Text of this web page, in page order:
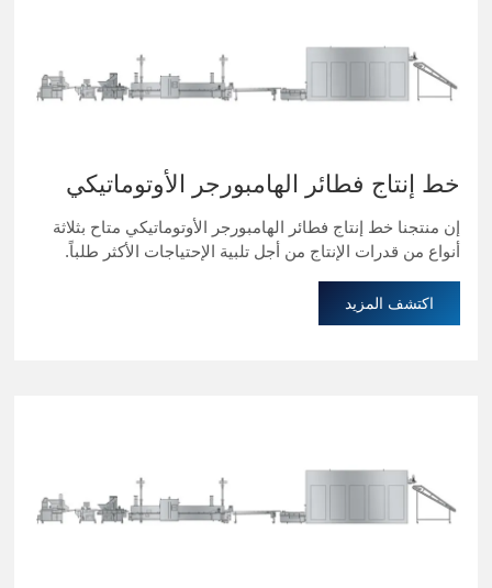
خط إنتاج فطائر الهامبورجر الأوتوماتيكي
إن منتجنا خط إنتاج فطائر الهامبورجر الأوتوماتيكي متاح بثلاثة
أنواع من قدرات الإنتاج من أجل تلبية الإحتياجات الأكثر طلباً.
اكتشف المزيد